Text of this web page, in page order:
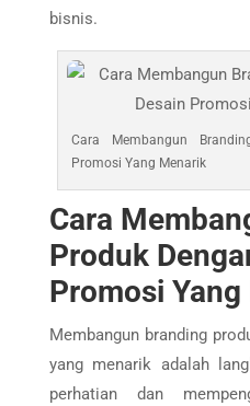
bisnis.
Cara Membangun
Promosi Yang Menarik
Cara
Produk
Promosi
Membangun branding
yang menarik adalah
perhatian dan